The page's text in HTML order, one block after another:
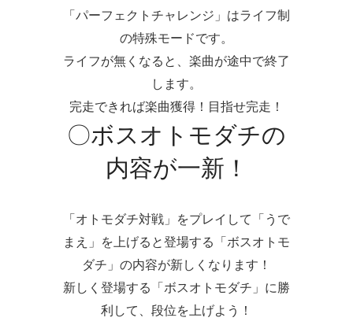
「パーフェクトチャレンジ」はライフ制
の特殊モードです。
ライフが無くなると、楽曲が途中で終了
します。
完走できれば楽曲獲得！目指せ完走！
〇ボスオトモダチの
内容が一新！
「オトモダチ対戦」をプレイして「うで
まえ」を上げると登場する「ボスオトモ
ダチ」の内容が新しくなります！
新しく登場する「ボスオトモダチ」に勝
利して、段位を上げよう！